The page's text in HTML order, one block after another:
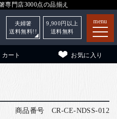
専門店3000点の品揃え
menu
カート お気に入り
夫婦箸
送料無料!!
9,900 円以上
送料無料
商品番号 CR-CE-NDSS-012